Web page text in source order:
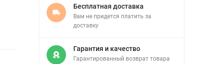
Бесплатная доставка
Вам не придется платить за
доставку
Гарантия и качество
Гарантированный возврат товара